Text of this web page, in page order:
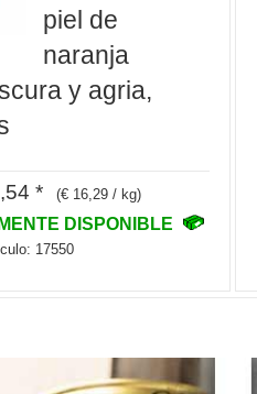
piel de
naranja
y agria,
* (€ 16,29 / kg)
DISPONIBLE
17550